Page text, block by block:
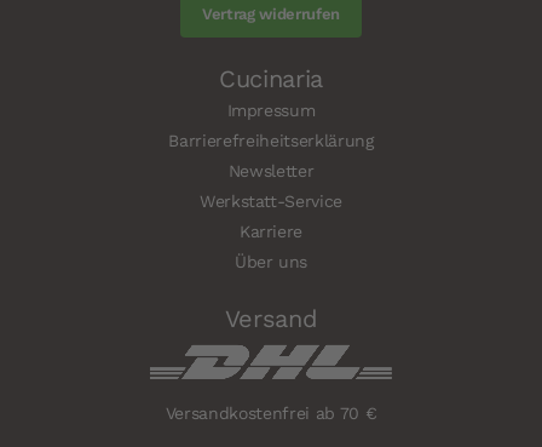
Vertrag widerrufen
Cucinaria
Impressum
Barrierefreiheitserklärung
Newsletter
Werkstatt-Service
Karriere
Über uns
Versand
Versandkostenfrei ab 70 €